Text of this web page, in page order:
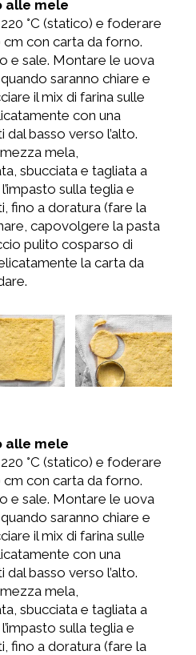
alle mele
°C (statico) e foderare
cm con carta da forno.
e sale. Montare le uova
saranno chiare e
il mix di farina sulle
con una
basso verso l’alto.
mela,
sbucciata e tagliata a
sulla teglia e
fino a doratura (fare la
capovolgere la pasta
pulito cosparso di
la carta da
alle mele
°C (statico) e foderare
cm con carta da forno.
e sale. Montare le uova
saranno chiare e
il mix di farina sulle
con una
basso verso l’alto.
mela,
sbucciata e tagliata a
sulla teglia e
fino a doratura (fare la